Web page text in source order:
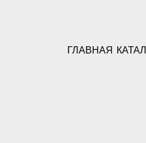
ГЛАВНАЯ